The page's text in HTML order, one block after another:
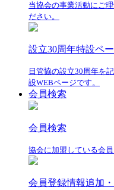
当協会の事業活動にご
ださい。
設立30周年特設ペ
日管協の設立30周年を
設WEBページです。
会員検索
会員検索
協会に加盟している会
会員登録情報追加